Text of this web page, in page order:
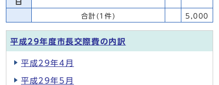
日
合計(1件) 5,000
平成29年度市長交際費の内訳
平成29年4月
平成29年5月